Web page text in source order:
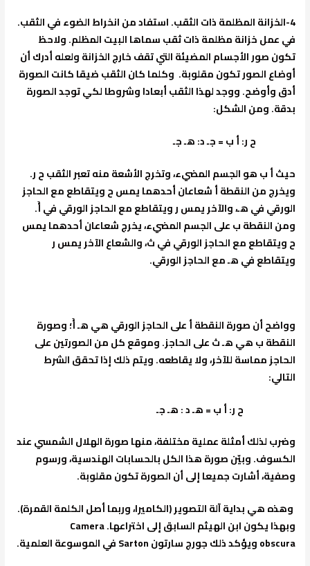
4- الخزانة المظلمة ذات الثقب. استفاد من انخراط الضوء في الثقب.
في عمل خزانة مظلمة ذات ثقب سماها البيت المظلم. ولاحظ
تكون صور الأجسام المضيئة التي تقف خارج الخزانة ولعله أدرك أن
أوضاع الصور تكون مقلوبة. وكلما كان الثقب ضيقا كانت الصورة
أدق وأوضح. ووجد لهذا الثقب أبعادا وشروطا لكي توجد الصورة
بدقة. ومن الشكل:
ح ر: أ ب = جـ د: هـ جـ
حيث أ ب هو الجسم المضيء، وتخرج الأشعة منه تعبر الثقب ح ر.
ويخرج من النقطة أ شعاعان أحدهما يمس ح ويتقاطع مع الحاجز
الورقي في هـ، والآخر يمس ر ويتقاطع مع الحاجز الورقي في أَ.
ومن النقطة ب على الجسم المضيء، يخرج شعاعان أحدهما يمس
ح ويتقاطع مع الحاجز الورقي في ث، والشعاع الآخر يمس ر
ويتقاطع في هـ مع الحاجز الورقي.
وواضح أن صورة النقطة أ على الحاجز الورقي هي هـ أَ؛ وصورة
النقطة ب هي هـ ث على الحاجز. وموقع كل من الصورتين على
الحاجز مماسة للآخر، ولا يقاطعه. ويتم ذلك إذا تحقق الشرط
التالي:
ح ر: أ ب = هـ د : هـ جـ
وضرب لذلك أمثلة عملية مختلفة، منها صورة الهلال الشمسي عند
الكسوف. وبيّن صورة هذا الكل بالحسابات الهندسية، ورسوم
وصفية، أشارت جميعا إلى أن الصورة تكون مقلوبة.
وهذه هي بداية آلة التصوير (الكاميرا، وربما أصل الكلمة القمرة).
وبهذا يكون ابن الهيثم السابق إلى اختراعها.Camera
obscuraويؤكد ذلك جورج سارتونSartonفي الموسوعة العلمية.